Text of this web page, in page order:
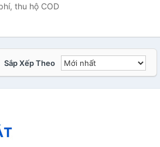
thu hộ COD
Sắp Xếp Theo